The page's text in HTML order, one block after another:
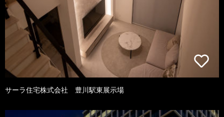
サーラ住宅株式会社 豊川駅東展示場